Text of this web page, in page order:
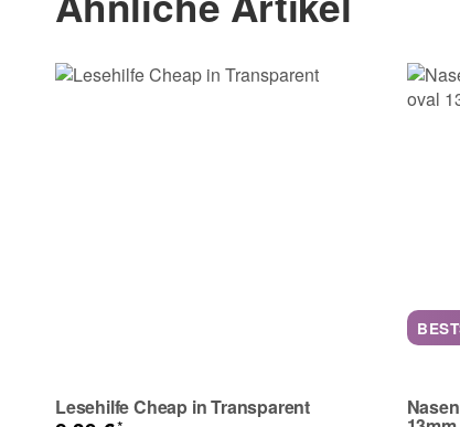
Lesehilfe Cheap in Transparent